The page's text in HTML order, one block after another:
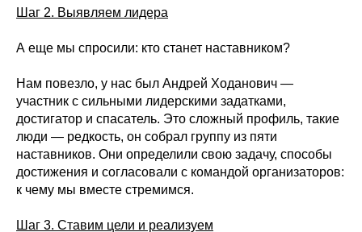
Шаг 2. Выявляем лидера
А еще мы спросили: кто станет наставником?
Нам повезло, у нас был Андрей Ходанович —
участник с сильными лидерскими задатками,
достигатор и спасатель. Это сложный профиль, такие
люди — редкость, он собрал группу из пяти
наставников. Они определили свою задачу, способы
достижения и согласовали с командой организаторов:
к чему мы вместе стремимся.
Шаг 3. Ставим цели и реализуем